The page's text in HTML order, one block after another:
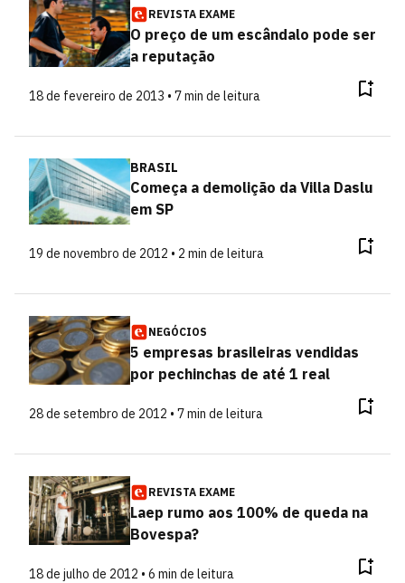
REVISTA EXAME
O preço de um escândalo pode ser
a reputação
18 de fevereiro de 2013 • 7 min de leitura
BRASIL
Começa a demolição da Villa Daslu
em SP
19 de novembro de 2012 • 2 min de leitura
NEGÓCIOS
5 empresas brasileiras vendidas
por pechinchas de até 1 real
28 de setembro de 2012 • 7 min de leitura
REVISTA EXAME
Laep rumo aos 100% de queda na
Bovespa?
18 de julho de 2012 • 6 min de leitura